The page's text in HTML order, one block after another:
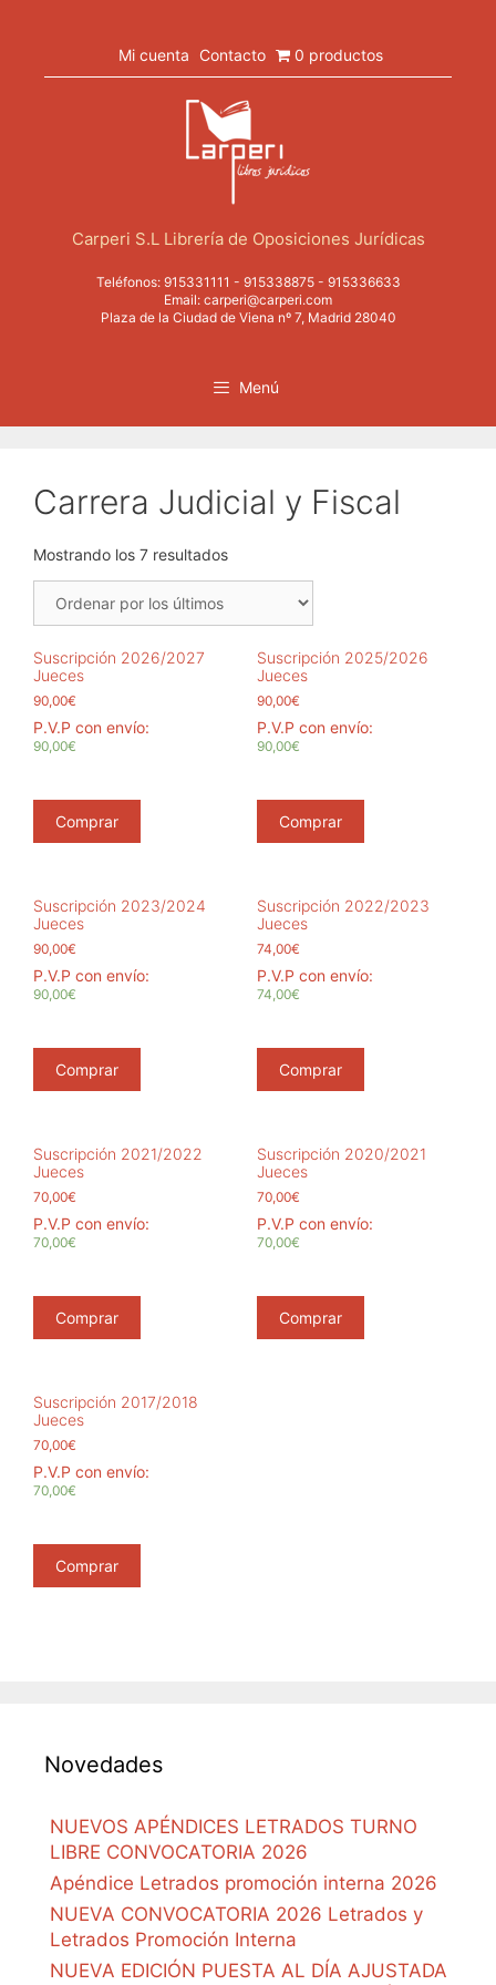
Mi cuenta Contacto 0 productos
Carperi S.L Librería de Oposiciones Jurídicas
Teléfonos: 915331111 - 915338875- 915336633
Email: carperi@carperi.com
Plaza de la Ciudad de Viena nº 7, Madrid 28040
Menú
Carrera Judicial y Fiscal
Mostrando los 7 resultadosOrdenado
Suscripción 2026/2027
Jueces
90,00€
P.V.P con envío:
90,00€
Comprar
Suscripción 2025/2026
Jueces
90,00€
P.V.P con envío:
90,00€
Comprar
Suscripción 2023/2024
Jueces
90,00€
P.V.P con envío:
90,00€
Comprar
Suscripción 2022/2023
Jueces
74,00€
P.V.P con envío:
74,00€
Comprar
Suscripción 2021/2022
Jueces
70,00€
P.V.P con envío:
70,00€
Comprar
Suscripción 2020/2021
Jueces
70,00€
P.V.P con envío:
70,00€
Comprar
Suscripción 2017/2018
Jueces
70,00€
P.V.P con envío:
70,00€
Comprar
Novedades
NUEVOS APÉNDICES LETRADOS TURNO
LIBRE CONVOCATORIA 2026
Apéndice Letrados promoción interna 2026
NUEVA CONVOCATORIA 2026 Letrados y
Letrados Promoción Interna
NUEVA EDICIÓN PUESTA AL DÍA AJUSTADA